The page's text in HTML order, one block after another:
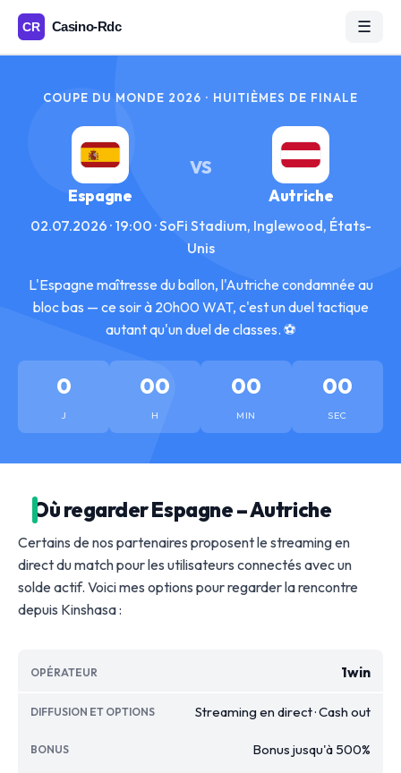
☰
COUPE DU MONDE 2026 · HUITIÈMES DE FINALE
Espagne
VS
Autriche
02.07.2026 · 19:00 · SoFi Stadium, Inglewood, États-
Unis
L'Espagne maîtresse du ballon, l'Autriche condamnée au
bloc bas — ce soir à 20h00 WAT, c'est un duel tactique
autant qu'un duel de classes. ⚽
0
J
00
H
00
MIN
00
SEC
Où regarder Espagne – Autriche
Certains de nos partenaires proposent le streaming en
direct du match pour les utilisateurs connectés avec un
solde actif. Voici mes options pour regarder la rencontre
depuis Kinshasa :
1win
Streaming en direct · Cash out
Bonus jusqu'à 500%